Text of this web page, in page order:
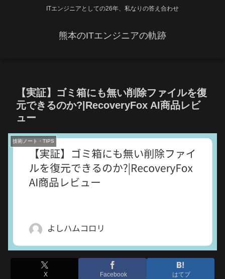
ITエンジニアとしての26年、私なりの答え合わせ
熊本のITエンジニアの軌跡
【実証】ゴミ箱にも無い削除ファイルを復
元できるのか?|RecoveryFox AI商品レビ
ュー
技術ノート・TIPS
X Facebook はてブ